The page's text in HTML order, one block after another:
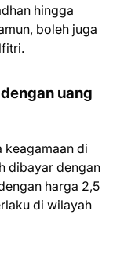
hingga
boleh juga
uang
keagamaan di
dibayar dengan
harga 2,5
di wilayah